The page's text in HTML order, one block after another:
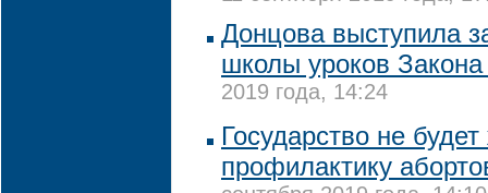
Донцова выступила
школы уроков
2019 года, 14:24
Государство не
профилактику